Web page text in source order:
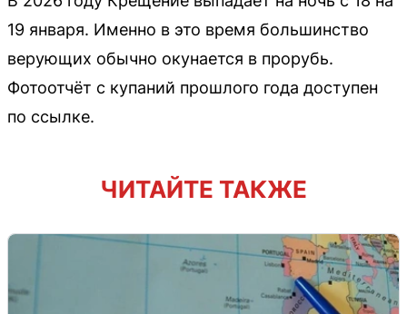
19 января. Именно в это время большинство
верующих обычно окунается в прорубь.
Фотоотчёт с купаний прошлого года доступен
по ссылке.
ЧИТАЙТЕ ТАКЖЕ